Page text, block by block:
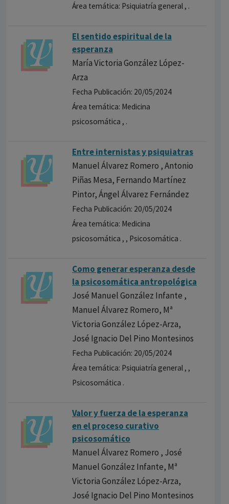
Área temática: Psiquiatría general , .
El sentido espiritual de la
esperanza
María Victoria González López-
Arza
Fecha Publicación: 20/05/2024
Área temática: Medicina
psicosomática , .
Entre internistas y psiquiatras
Manuel Álvarez Romero , Antonio
Piñas Mesa, Fernando Martínez
Pintor, Ángel Álvarez Fernández
Fecha Publicación: 20/05/2024
Área temática: Medicina
psicosomática , , Psicosomática .
Como generar esperanza desde
la psicosomática antropológica
José Manuel González Infante ,
Manuel Álvarez Romero, Mª
Victoria González López-Arza,
José Ignacio Del Pino Montesinos
Fecha Publicación: 20/05/2024
Área temática: Psiquiatría general , ,
Psicosomática .
Valor y fuerza de la esperanza
en el proceso curativo
psicosomático
Manuel Álvarez Romero , José
Manuel González Infante, Mª
Victoria González López-Arza,
José Ignacio Del Pino Montesinos